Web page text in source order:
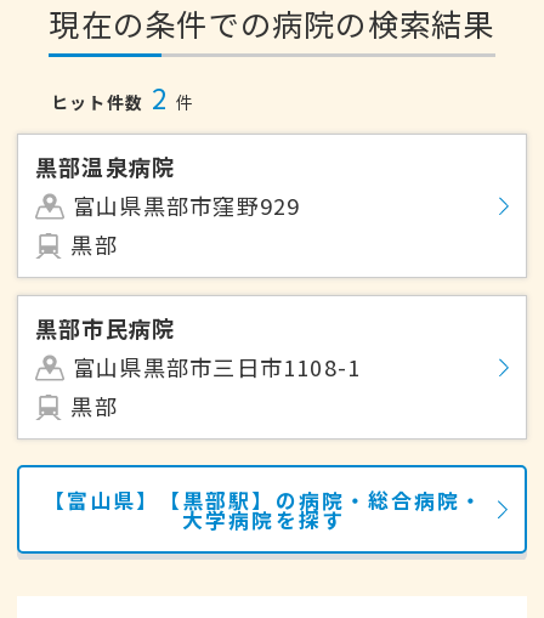
現在の条件での病院の検索結果
ヒット件数 2 件
黒部温泉病院
富山県黒部市窪野929
黒部
黒部市民病院
富山県黒部市三日市1108-1
黒部
【富山県】【黒部駅】の病院・総合病院・
大学病院を探す